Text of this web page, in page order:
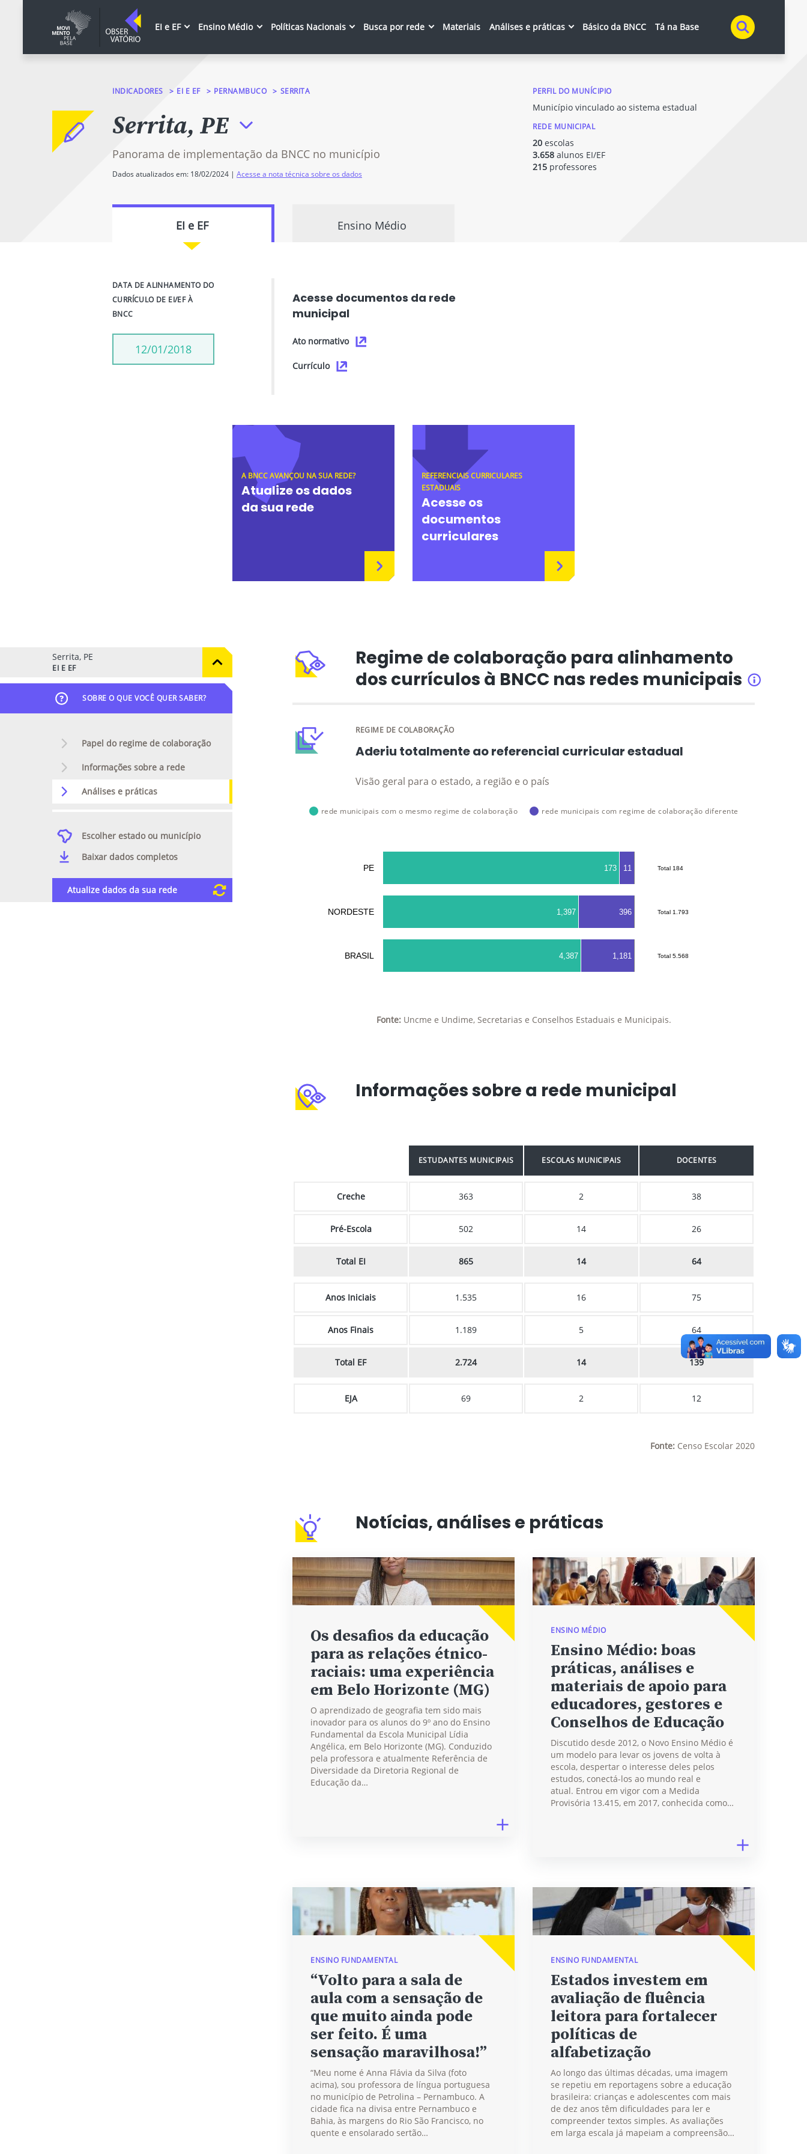
EI e EF Ensino Médio Políticas Nacionais Busca por rede Materiais Análises e práticas Básico da BNCC Tá na Base Buscar
INDICADORES EI E EF PERNAMBUCO SERRITA
Serrita, PE
Panorama de implementação da BNCC no município
Dados atualizados em: 18/02/2024 | Acesse a nota técnica sobre os dados
PERFIL DO MUNÍCIPIO
Município vinculado ao sistema estadual
REDE MUNICIPAL
20 escolas
3.658 alunos EI/EF
215 professores
EI e EF Ensino Médio
DATA DE ALINHAMENTO DO
CURRÍCULO DE EI/EF À
BNCC
12/01/2018
Acesse documentos da rede
municipal
Ato normativo
Currículo
A BNCC AVANÇOU NA SUA REDE?
Atualize os dados
da sua rede
REFERENCIAIS CURRICULARES
ESTADUAIS
Acesse os
documentos
curriculares
Serrita, PE
EI E EF
SOBRE O QUE VOCÊ QUER SABER?
Papel do regime de colaboração
Informações sobre a rede
Análises e práticas
Escolher estado ou município
Baixar dados completos
Atualize dados da sua rede
Regime de colaboração para alinhamento
dos currículos à BNCC nas redes municipais
REGIME DE COLABORAÇÃO
Aderiu totalmente ao referencial curricular estadual
Visão geral para o estado, a região e o país
rede municipais com o mesmo regime de colaboração rede municipais com regime de colaboração diferente
PE
NORDESTE
BRASIL
173
1,397
4,387
11
396
1,181
Total 184
Total 184
Total 1.793
Total 1.793
Total 5.568
Total 5.568
Fonte:Uncme e Undime, Secretarias e Conselhos Estaduais e Municipais.
Informações sobre a rede municipal
ESTUDANTES MUNICIPAIS ESCOLAS MUNICIPAIS DOCENTES
Creche 363 2 38
Pré-Escola 502 14 26
Total EI 865 14 64
Anos Iniciais 1.535 16 75
Anos Finais 1.189 5 64
Total EF 2.724 14 139
EJA 69 2 12
Fonte: Censo Escolar 2020
Notícias, análises e práticas
Os desafios da educação
para as relações étnico-
raciais: uma experiência
em Belo Horizonte (MG)
O aprendizado de geografia tem sido mais
inovador para os alunos do 9º ano do Ensino
Fundamental da Escola Municipal Lídia
Angélica, em Belo Horizonte (MG). Conduzido
pela professora e atualmente Referência de
Diversidade da Diretoria Regional de
Educação da…
ENSINO MÉDIO
Ensino Médio: boas
práticas, análises e
materiais de apoio para
educadores, gestores e
Conselhos de Educação
Discutido desde 2012, o Novo Ensino Médio é
um modelo para levar os jovens de volta à
escola, despertar o interesse deles pelos
estudos, conectá-los ao mundo real e
atual. Entrou em vigor com a Medida
Provisória 13.415, em 2017, conhecida como…
ENSINO FUNDAMENTAL
“Volto para a sala de
aula com a sensação de
que muito ainda pode
ser feito. É uma
sensação maravilhosa!”
“Meu nome é Anna Flávia da Silva (foto
acima), sou professora de língua portuguesa
no município de Petrolina – Pernambuco. A
cidade fica na divisa entre Pernambuco e
Bahia, às margens do Rio São Francisco, no
quente e ensolarado sertão…
ENSINO FUNDAMENTAL
Estados investem em
avaliação de fluência
leitora para fortalecer
políticas de
alfabetização
Ao longo das últimas décadas, uma imagem
se repetiu em reportagens sobre a educação
brasileira: crianças e adolescentes com mais
de dez anos têm dificuldades para ler e
compreender textos simples. As avaliações
em larga escala já mapeiam a compreensão…